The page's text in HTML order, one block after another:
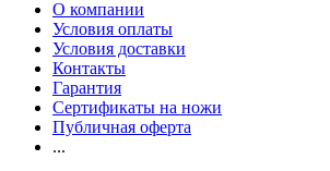
О компании
Условия оплаты
Условия доставки
Контакты
Гарантия
Сертификаты на ножи
Публичная оферта
...